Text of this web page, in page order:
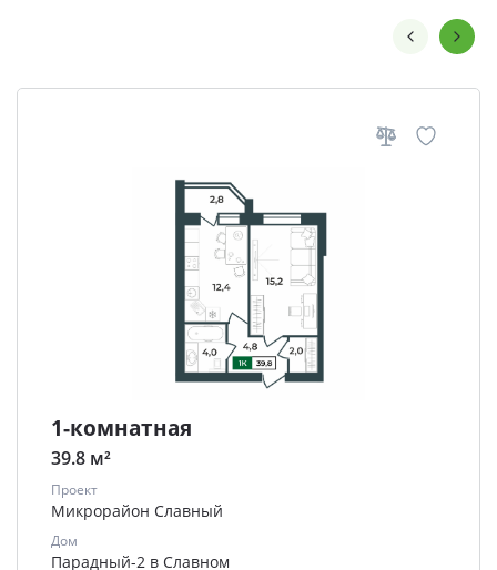
1-комнатная
39.8 м²
Проект
Микрорайон Славный
Дом
Парадный-2 в Славном